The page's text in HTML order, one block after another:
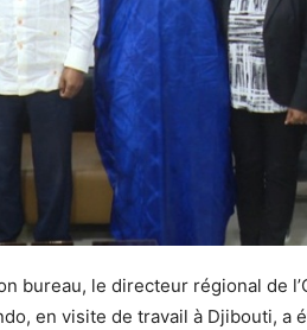
bureau, le directeur régional de
en visite de travail à Djibouti, a